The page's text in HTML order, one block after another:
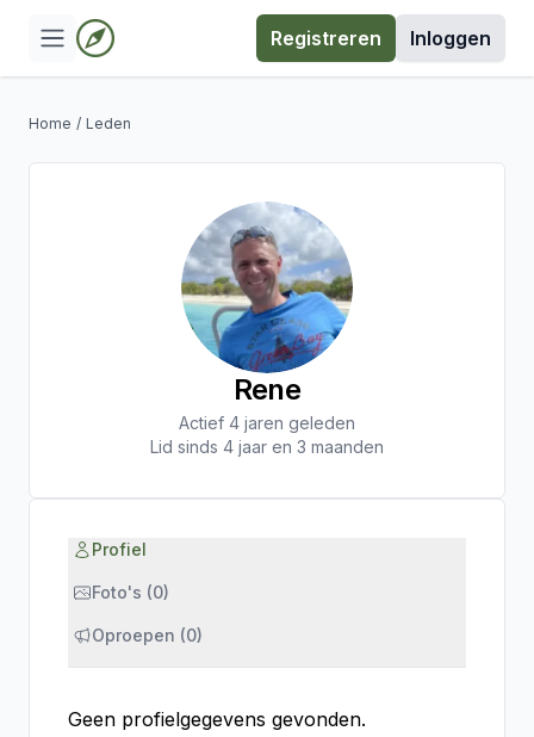
Registreren Inloggen
Home / Leden
Rene
Actief 4 jaren geleden
Lid sinds 4 jaar en 3 maanden
Profiel
Foto's (0)
Oproepen (0)
Geen profielgegevens gevonden.